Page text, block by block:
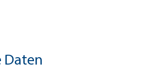
Daten